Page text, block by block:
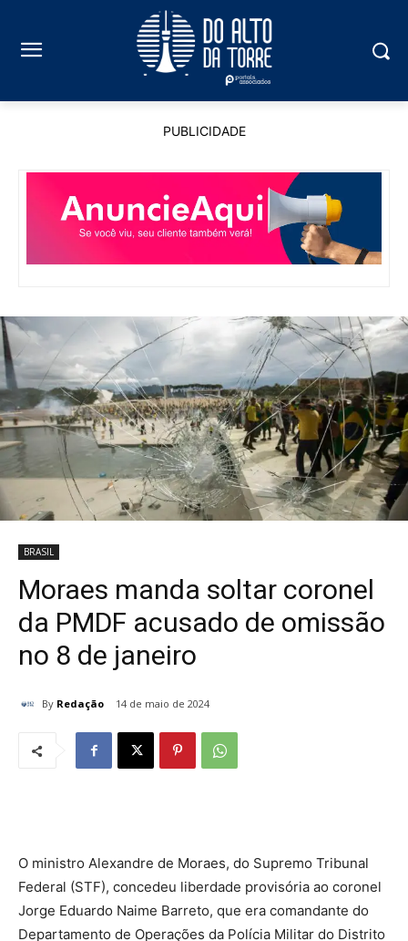
PUBLICIDADE
BRASIL
Moraes manda soltar coronel
da PMDF acusado de omissão
no 8 de janeiro
By Redação 14 de maio de 2024
O ministro Alexandre de Moraes, do Supremo Tribunal
Federal (STF), concedeu liberdade provisória ao coronel
Jorge Eduardo Naime Barreto, que era comandante do
Departamento de Operações da Polícia Militar do Distrito